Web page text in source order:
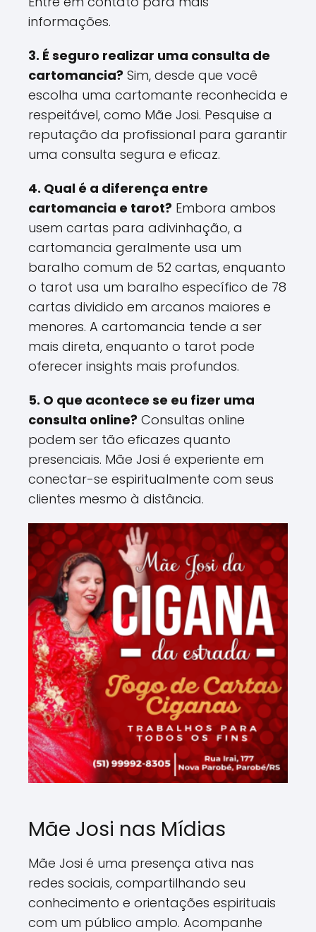
informações.
3. É seguro realizar uma consulta de
cartomancia? Sim, desde que você
escolha uma cartomante reconhecida e
respeitável, como Mãe Josi. Pesquise a
reputação da profissional para garantir
uma consulta segura e eficaz.
4. Qual é a diferença entre
cartomancia e tarot? Embora ambos
usem cartas para adivinhação, a
cartomancia geralmente usa um
baralho comum de 52 cartas, enquanto
o tarot usa um baralho específico de 78
cartas dividido em arcanos maiores e
menores. A cartomancia tende a ser
mais direta, enquanto o tarot pode
oferecer insights mais profundos​.
5. O que acontece se eu fizer uma
consulta online? Consultas online
podem ser tão eficazes quanto
presenciais. Mãe Josi é experiente em
conectar-se espiritualmente com seus
clientes mesmo à distância​.
Mãe Josi nas Mídias
Mãe Josi é uma presença ativa nas
redes sociais, compartilhando seu
conhecimento e orientações espirituais
com um público amplo. Acompanhe